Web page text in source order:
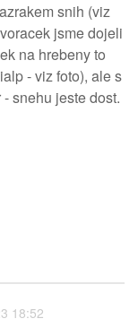
snih (viz
jsme dojeli
na hrebeny to
- viz foto), ale s
snehu jeste dost.
18:52